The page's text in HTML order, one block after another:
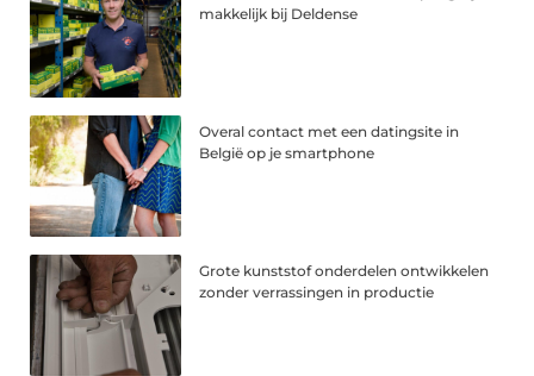
makkelijk bij Deldense
Overal contact met een datingsite in
België op je smartphone
Grote kunststof onderdelen ontwikkelen
zonder verrassingen in productie